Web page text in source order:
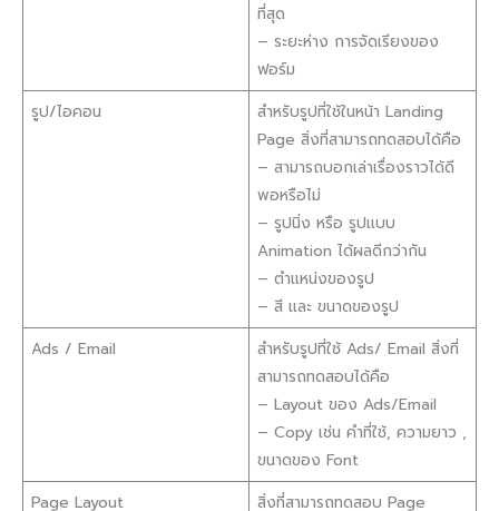
ที่สุด
– ระยะห่าง การจัดเรียงของ
ฟอร์ม
รูป/ไอคอน
สำหรับรูปที่ใช้ในหน้า Landing
Page สิ่งที่สามารถทดสอบได้คือ
– สามารถบอกเล่าเรื่องราวได้ดี
พอหรือไม่
– รูปนิ่ง หรือ รูปแบบ
Animation ได้ผลดีกว่ากัน
– ตำแหน่งของรูป
– สี และ ขนาดของรูป
Ads / Email
สำหรับรูปที่ใช้ Ads/ Email สิ่งที่
สามารถทดสอบได้คือ
– Layout ของ Ads/Email
– Copy เช่น คำที่ใช้, ความยาว ,
ขนาดของ Font
Page Layout
สิ่งที่สามารถทดสอบ Page